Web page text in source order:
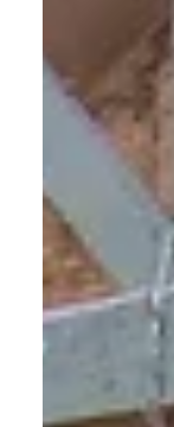
From 11-
Leagues EU